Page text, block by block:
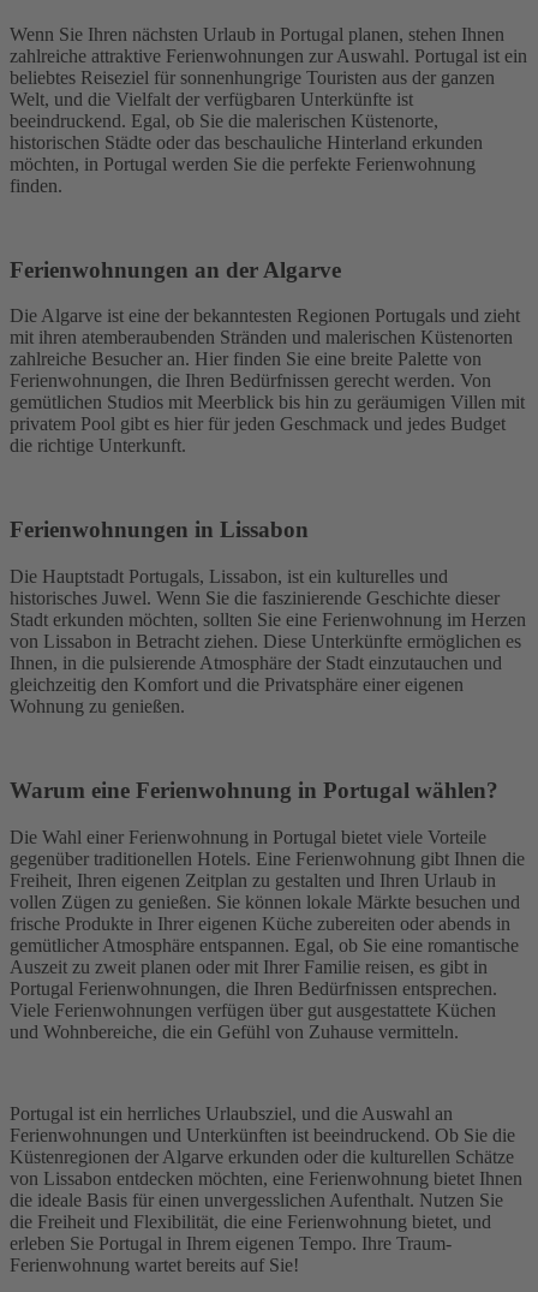
Wenn Sie Ihren nächsten Urlaub in Portugal planen, stehen Ihnen
zahlreiche attraktive Ferienwohnungen zur Auswahl. Portugal ist ein
beliebtes Reiseziel für sonnenhungrige Touristen aus der ganzen
Welt, und die Vielfalt der verfügbaren Unterkünfte ist
beeindruckend. Egal, ob Sie die malerischen Küstenorte,
historischen Städte oder das beschauliche Hinterland erkunden
möchten, in Portugal werden Sie die perfekte Ferienwohnung
finden.
Ferienwohnungen an der Algarve
Die Algarve ist eine der bekanntesten Regionen Portugals und zieht
mit ihren atemberaubenden Stränden und malerischen Küstenorten
zahlreiche Besucher an. Hier finden Sie eine breite Palette von
Ferienwohnungen, die Ihren Bedürfnissen gerecht werden. Von
gemütlichen Studios mit Meerblick bis hin zu geräumigen Villen mit
privatem Pool gibt es hier für jeden Geschmack und jedes Budget
die richtige Unterkunft.
Ferienwohnungen in Lissabon
Die Hauptstadt Portugals, Lissabon, ist ein kulturelles und
historisches Juwel. Wenn Sie die faszinierende Geschichte dieser
Stadt erkunden möchten, sollten Sie eine Ferienwohnung im Herzen
von Lissabon in Betracht ziehen. Diese Unterkünfte ermöglichen es
Ihnen, in die pulsierende Atmosphäre der Stadt einzutauchen und
gleichzeitig den Komfort und die Privatsphäre einer eigenen
Wohnung zu genießen.
Warum eine Ferienwohnung in Portugal wählen?
Die Wahl einer Ferienwohnung in Portugal bietet viele Vorteile
gegenüber traditionellen Hotels. Eine Ferienwohnung gibt Ihnen die
Freiheit, Ihren eigenen Zeitplan zu gestalten und Ihren Urlaub in
vollen Zügen zu genießen. Sie können lokale Märkte besuchen und
frische Produkte in Ihrer eigenen Küche zubereiten oder abends in
gemütlicher Atmosphäre entspannen. Egal, ob Sie eine romantische
Auszeit zu zweit planen oder mit Ihrer Familie reisen, es gibt in
Portugal Ferienwohnungen, die Ihren Bedürfnissen entsprechen.
Viele Ferienwohnungen verfügen über gut ausgestattete Küchen
und Wohnbereiche, die ein Gefühl von Zuhause vermitteln.
Portugal ist ein herrliches Urlaubsziel, und die Auswahl an
Ferienwohnungen und Unterkünften ist beeindruckend. Ob Sie die
Küstenregionen der Algarve erkunden oder die kulturellen Schätze
von Lissabon entdecken möchten, eine Ferienwohnung bietet Ihnen
die ideale Basis für einen unvergesslichen Aufenthalt. Nutzen Sie
die Freiheit und Flexibilität, die eine Ferienwohnung bietet, und
erleben Sie Portugal in Ihrem eigenen Tempo. Ihre Traum-
Ferienwohnung wartet bereits auf Sie!